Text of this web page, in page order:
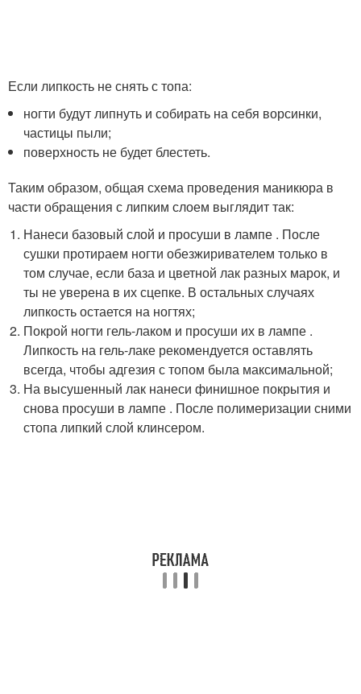
Если липкость не снять с топа:
ногти будут липнуть и собирать на себя ворсинки,
частицы пыли;
поверхность не будет блестеть.
Таким образом, общая схема проведения маникюра в
части обращения с липким слоем выглядит так:
Нанеси базовый слой и просуши в лампе . После
сушки протираем ногти обезжиривателем только в
том случае, если база и цветной лак разных марок, и
ты не уверена в их сцепке. В остальных случаях
липкость остается на ногтях;
Покрой ногти гель-лаком и просуши их в лампе .
Липкость на гель-лаке рекомендуется оставлять
всегда, чтобы адгезия с топом была максимальной;
На высушенный лак нанеси финишное покрытия и
снова просуши в лампе . После полимеризации сними
стопа липкий слой клинсером.